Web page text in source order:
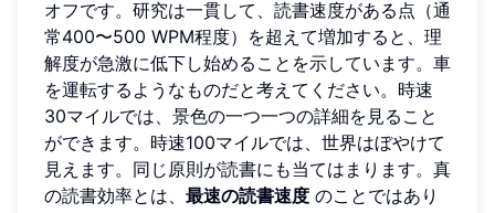
オフです。研究は一貫して、読書速度がある点（通
常400〜500 WPM程度）を超えて増加すると、理
解度が急激に低下し始めることを示しています。車
を運転するようなものだと考えてください。時速
30マイルでは、景色の一つ一つの詳細を見ること
ができます。時速100マイルでは、世界はぼやけて
見えます。同じ原則が読書にも当てはまります。真
の読書効率とは、 最速の読書速度 のことではあり